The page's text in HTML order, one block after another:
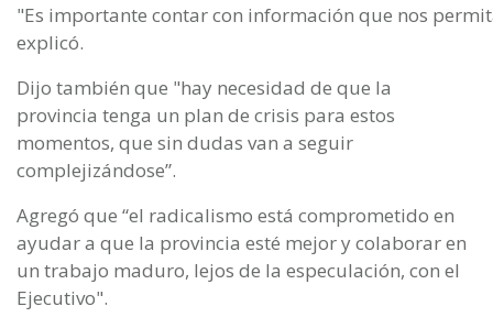
"Es importante contar con información que nos
explicó.
Dijo también que "hay necesidad de que la
provincia tenga un plan de crisis para estos
momentos, que sin dudas van a seguir
complejizándose”.
Agregó que “el radicalismo está comprometido en
ayudar a que la provincia esté mejor y colaborar en
un trabajo maduro, lejos de la especulación, con el
Ejecutivo".